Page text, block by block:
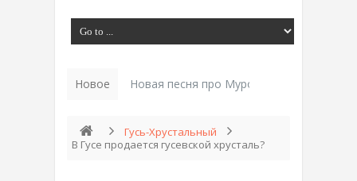
Новое Новая песня про Муром: «Былинный
Гусь-Хрустальный
В Гусе продается гусевской хрусталь?